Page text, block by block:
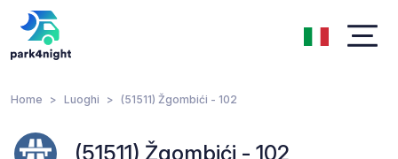
Home Luoghi (51511) Žgombići - 102
(51511) Žgombići - 102